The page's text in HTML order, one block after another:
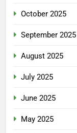
October 2025
September 2025
August 2025
July 2025
June 2025
May 2025